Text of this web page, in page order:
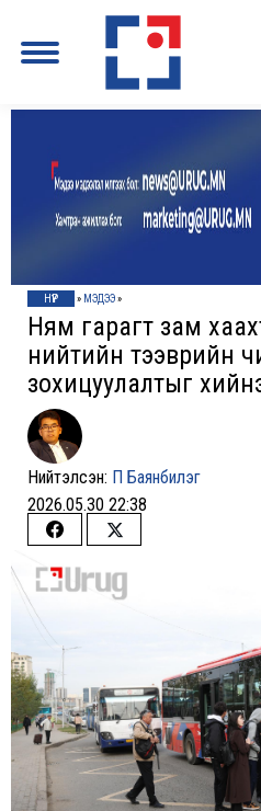
НҮҮР » МЭДЭЭ»
Ням гарагт зам
нийтийн тээврийн
зохицуулалтыг
Нийтэлсэн: П Баянбилэг
2026.05.30 22:38
Share
on
Share
on